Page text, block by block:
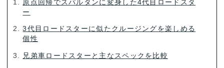
原点回帰でスパルタンに変身した4代目ロードスタ
ー
3代目ロードスターに似たクルージングを楽しめる
個性
兄弟車ロードスターと主なスペックを比較